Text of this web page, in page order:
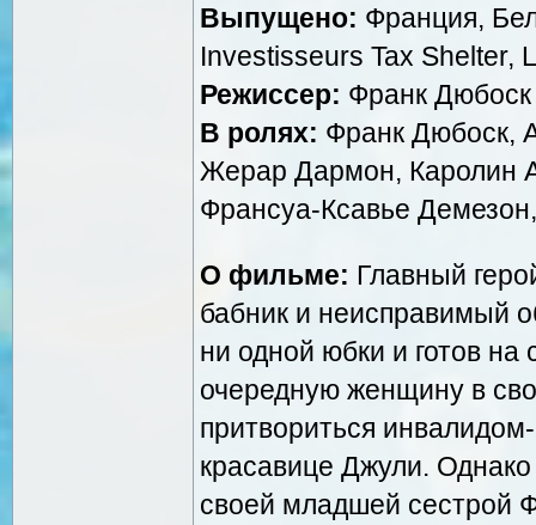
Выпущено: Франция,
Investisseurs Tax Shelter,
Режиссер: Франк Дюбоск
В ролях: Франк Дюбоск,
Жерар Дармон, Каролин
Франсуа-Ксавье
О фильме: Главный
бабник и неисправимый
ни одной юбки и готов
очередную женщину в
притвориться
красавице Джули.
своей младшей сестрой